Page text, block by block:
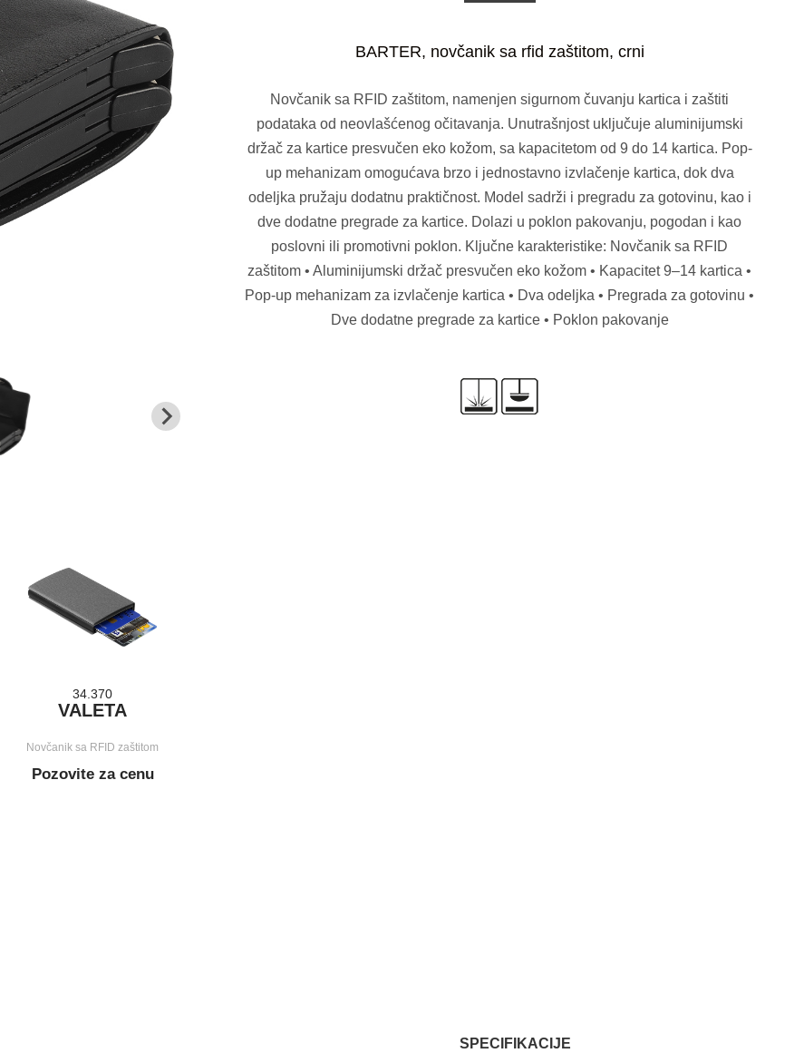
BARTER, novčanik sa rfid zaštitom, crni
Novčanik sa RFID zaštitom, namenjen sigurnom čuvanju kartica i zaštiti
podataka od neovlašćenog očitavanja. Unutrašnjost uključuje aluminijumski
držač za kartice presvučen eko kožom, sa kapacitetom od 9 do 14 kartica. Pop-
up mehanizam omogućava brzo i jednostavno izvlačenje kartica, dok dva
odeljka pružaju dodatnu praktičnost. Model sadrži i pregradu za gotovinu, kao i
dve dodatne pregrade za kartice. Dolazi u poklon pakovanju, pogodan i kao
poslovni ili promotivni poklon. Ključne karakteristike: Novčanik sa RFID
zaštitom • Aluminijumski držač presvučen eko kožom • Kapacitet 9–14 kartica •
Pop-up mehanizam za izvlačenje kartica • Dva odeljka • Pregrada za gotovinu •
Dve dodatne pregrade za kartice • Poklon pakovanje
34.370
VALETA
Novčanik sa RFID zaštitom
Pozovite za cenu
SPECIFIKACIJE